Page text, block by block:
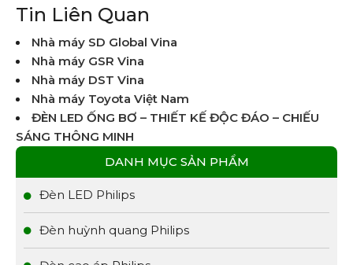
Tin Liên Quan
Nhà máy SD Global Vina
Nhà máy GSR Vina
Nhà máy DST Vina
Nhà máy Toyota Việt Nam
ĐÈN LED ỐNG BƠ – THIẾT KẾ ĐỘC ĐÁO – CHIẾU
SÁNG THÔNG MINH
DANH MỤC SẢN PHẨM
Đèn LED Philips
Đèn huỳnh quang Philips